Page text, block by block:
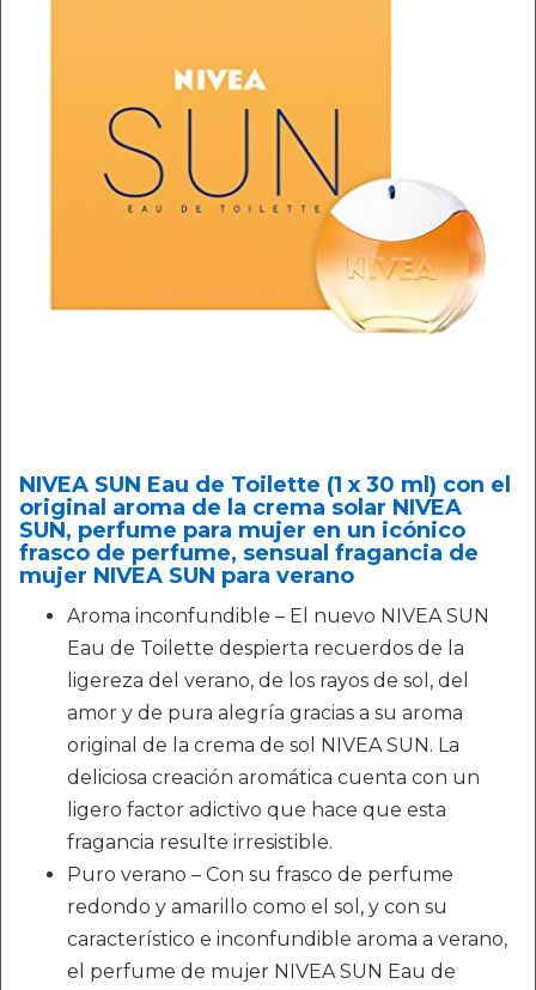
NIVEA SUN Eau de Toilette (1 x 30 ml) con el
original aroma de la crema solar NIVEA
SUN, perfume para mujer en un icónico
frasco de perfume, sensual fragancia de
mujer NIVEA SUN para verano
Aroma inconfundible – El nuevo NIVEA SUN
Eau de Toilette despierta recuerdos de la
ligereza del verano, de los rayos de sol, del
amor y de pura alegría gracias a su aroma
original de la crema de sol NIVEA SUN. La
deliciosa creación aromática cuenta con un
ligero factor adictivo que hace que esta
fragancia resulte irresistible.
Puro verano – Con su frasco de perfume
redondo y amarillo como el sol, y con su
característico e inconfundible aroma a verano,
el perfume de mujer NIVEA SUN Eau de